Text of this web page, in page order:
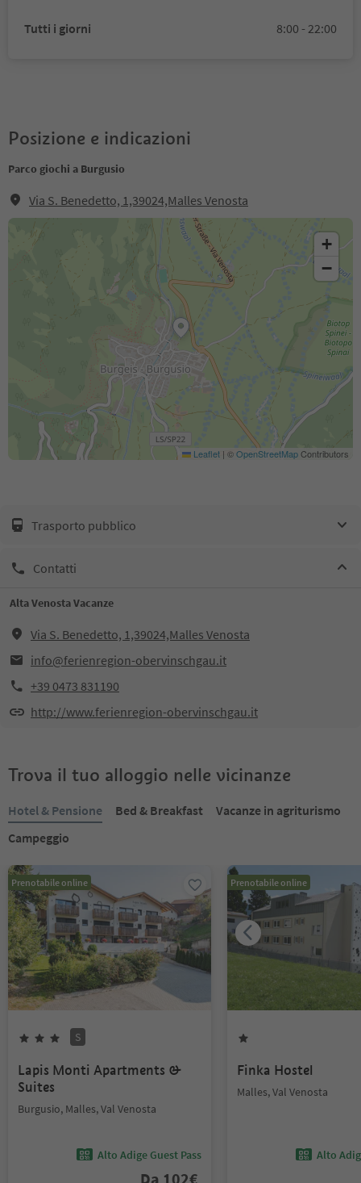
Tutti i giorni 8:00 - 22:00
Posizione e indicazioni
Parco giochi a Burgusio
Via S. Benedetto, 1,39024,Malles Venosta
+
−
Leaflet | ©OpenStreetMapContributors
Trasporto pubblico
Contatti
Alta Venosta Vacanze
Via S. Benedetto, 1,39024,Malles Venosta
info@ferienregion-obervinschgau.it
+39 0473 831190
http://www.ferienregion-obervinschgau.it
Trova il tuo alloggio nelle vicinanze
Hotel & Pensione Bed & Breakfast
Vacanze in agriturismo
Campeggio
Prenotabile online
S
Lapis Monti Apartments &
Suites
Burgusio, Malles, Val Venosta
Alto Adige Guest Pass
Da 102€
Prenotabile online
Finka Hostel
Malles, Val Venosta
Alto